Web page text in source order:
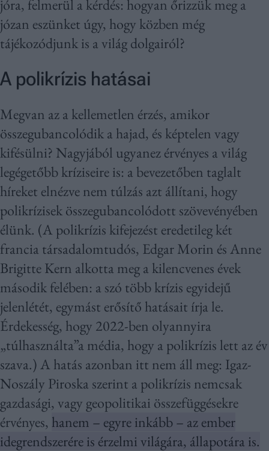
jóra, felmerül a kérdés: hogyan őrizzük meg a
józan eszünket úgy, hogy közben még
tájékozódjunk is a világ dolgairól?
A polikrízis hatásai
Megvan az a kellemetlen érzés, amikor
összegubancolódik a hajad, és képtelen vagy
kifésülni? Nagyjából ugyanez érvényes a világ
legégetőbb kríziseire is: a bevezetőben taglalt
híreket elnézve nem túlzás azt állítani, hogy
polikrízisek összegubancolódott szövevényében
élünk. (A polikrízis kifejezést eredetileg két
francia társadalomtudós, Edgar Morin és Anne
Brigitte Kern alkotta meg a kilencvenes évek
második felében: a szó több krízis egyidejű
jelenlétét, egymást erősítő hatásait írja le.
Érdekesség, hogy 2022-ben olyannyira
„túlhasználta”a média, hogy a polikrízis lett az év
szava.) A hatás azonban itt nem áll meg: Igaz-
Noszály Piroska szerint a polikrízis nemcsak
gazdasági, vagy geopolitikai összefüggésekre
érvényes, hanem – egyre inkább – az ember
idegrendszerére is érzelmi világára, állapotára is.